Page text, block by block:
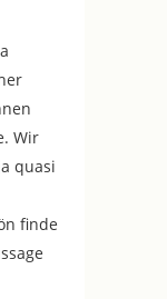
Wir
quasi
finde